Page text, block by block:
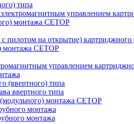
типа
управлением
монтажа CETOP
пилотом на открытие) картриджного
монтажа CETOP
управлением
(ввертного) типа
ввертного типа
монтажа CETOP
монтажа
монтажа